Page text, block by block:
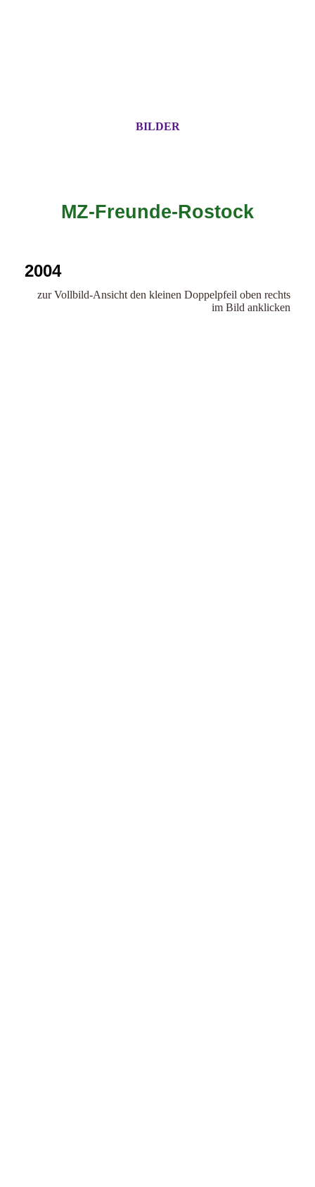
BILDER
MZ-Freunde-Rostock
2004
zur Vollbild-Ansicht den kleinen Doppelpfeil oben rechts
im Bild anklicken